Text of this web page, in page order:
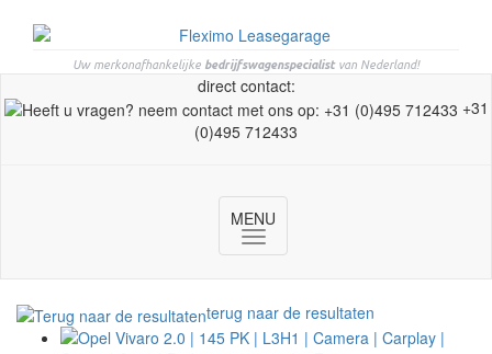
Uw merkonafhankelijke bedrijfswagenspecialistvan Nederland!
direct contact:
+31
(0)495 712433
MENU
Toggle
navigation
terug naar de resultaten